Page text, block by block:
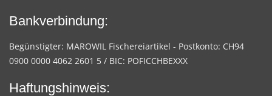
Bankverbindung:
Begünstigter: MAROWIL Fischereiartikel - Postkonto: CH94
0900 0000 4062 2601 5 / BIC: POFICCHBEXXX
Haftungshinweis: